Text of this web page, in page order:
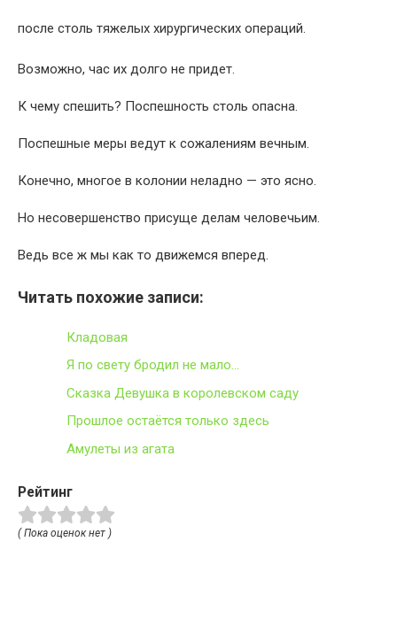
после столь тяжелых хирургических операций.
Возможно, час их долго не придет.
К чему спешить? Поспешность столь опасна.
Поспешные меры ведут к сожалениям вечным.
Конечно, многое в колонии неладно — это ясно.
Но несовершенство присуще делам человечьим.
Ведь все ж мы как то движемся вперед.
Читать похожие записи:
Кладовая
Я по свету бродил не мало…
Сказка Девушка в королевском саду
Прошлое остаётся только здесь
Амулеты из агата
Рейтинг
( Пока оценок нет )